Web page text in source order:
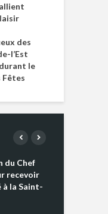
des
l’Est
le
Fêtes
du Chef
recevoir
à la Saint-